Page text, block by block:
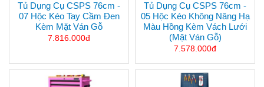
Tủ Dụng Cụ CSPS 76cm -
07 Hộc Kéo Tay Cầm Đen
Kèm Mặt Ván Gỗ
7.816.000đ
Tủ Dụng Cụ CSPS 76cm -
05 Hộc Kéo Không Nâng Hạ
Màu Hồng Kèm Vách Lưới
(mặt Ván Gỗ)
7.578.000đ